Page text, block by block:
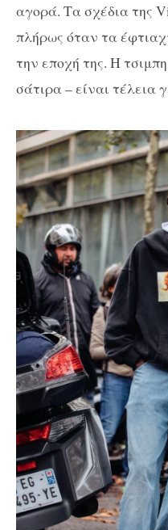
αγορά. Τα σχέδια της
πλήρως όταν τα
την εποχή της. Η
σάτιρα – είναι τέλεια